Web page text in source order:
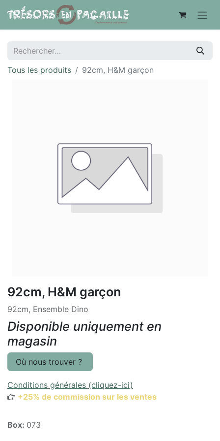
Tous les produits 92cm, H&M garçon
92cm, H&M garçon
92cm, Ensemble Dino
Disponible uniquement en
magasin
Où nous trouver ?
Conditions générales (cliquez-ici)
+25% de commission sur les ventes
Box: 073